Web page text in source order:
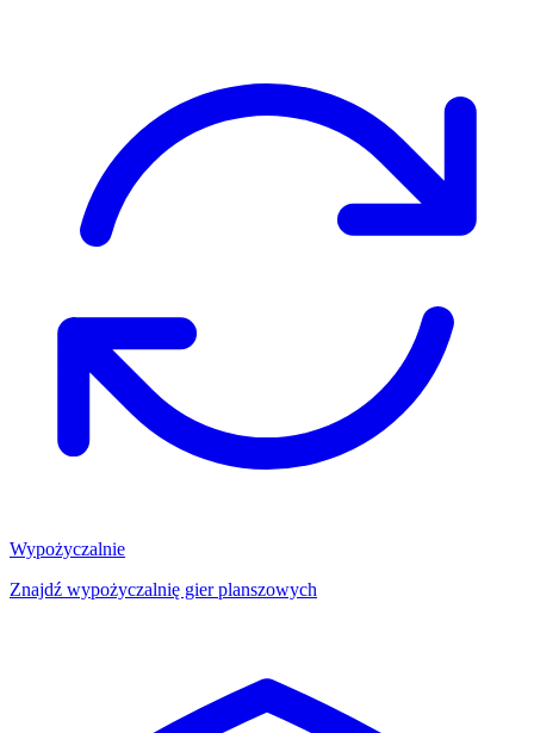
Wypożyczalnie
Znajdź wypożyczalnię gier planszowych